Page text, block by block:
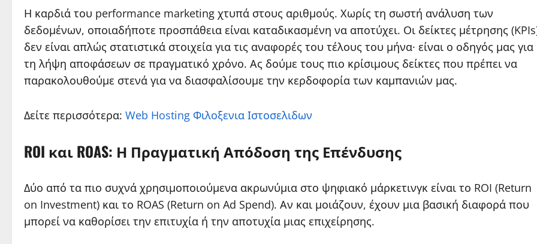
Η καρδιά του performance marketing χτυπά στους αριθμούς. Χωρίς τη σωστή ανάλυση των
δεδομένων, οποιαδήποτε προσπάθεια είναι καταδικασμένη να αποτύχει. Οι δείκτες μέτρησης
δεν είναι απλώς στατιστικά στοιχεία για τις αναφορές του τέλους του μήνα· είναι ο οδηγός μας για
τη λήψη αποφάσεων σε πραγματικό χρόνο. Ας δούμε τους πιο κρίσιμους δείκτες που πρέπει να
παρακολουθούμε στενά για να διασφαλίσουμε την κερδοφορία των καμπανιών μας.
Δείτε περισσότερα: Web Hosting Φιλοξενια Ιστοσελιδων
ROI και ROAS: Η Πραγματική Απόδοση της Επένδυσης
Δύο από τα πιο συχνά χρησιμοποιούμενα ακρωνύμια στο ψηφιακό μάρκετινγκ είναι το ROI (Return
on Investment) και το ROAS (Return on Ad Spend). Αν και μοιάζουν, έχουν μια βασική διαφορά που
μπορεί να καθορίσει την επιτυχία ή την αποτυχία μιας επιχείρησης.